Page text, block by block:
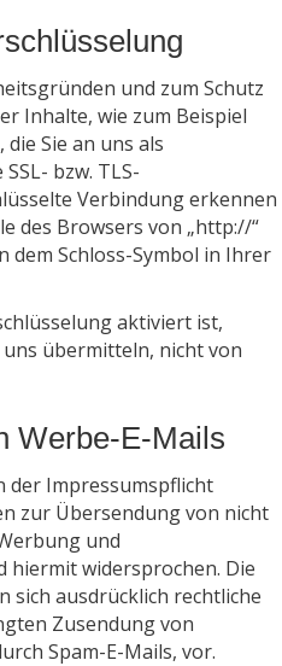
und zum Schutz
Inhalte, wie zum Beispiel
Sie an uns als
bzw. TLS-
Verbindung erkennen
des Browsers von „http://“
dem Schloss-Symbol in Ihrer
aktiviert ist,
übermitteln, nicht von
Werbe-E-Mails
der Impressumspflicht
zur Übersendung von nicht
und
widersprochen. Die
sich ausdrücklich rechtliche
Zusendung von
Spam-E-Mails, vor.